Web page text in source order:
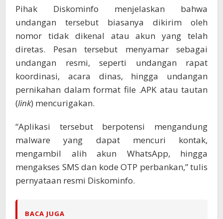
Pihak Diskominfo menjelaskan bahwa
undangan tersebut biasanya dikirim oleh
nomor tidak dikenal atau akun yang telah
diretas. Pesan tersebut menyamar sebagai
undangan resmi, seperti undangan rapat
koordinasi, acara dinas, hingga undangan
pernikahan dalam format file .APK atau tautan
(link) mencurigakan.
“Aplikasi tersebut berpotensi mengandung
malware yang dapat mencuri kontak,
mengambil alih akun WhatsApp, hingga
mengakses SMS dan kode OTP perbankan,” tulis
pernyataan resmi Diskominfo.
BACA JUGA